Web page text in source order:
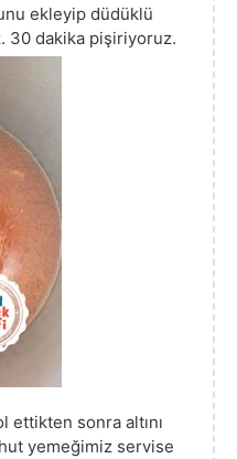
ekleyip düdüklü
30 dakika pişiriyoruz.
ettikten sonra altını
yemeğimiz servise